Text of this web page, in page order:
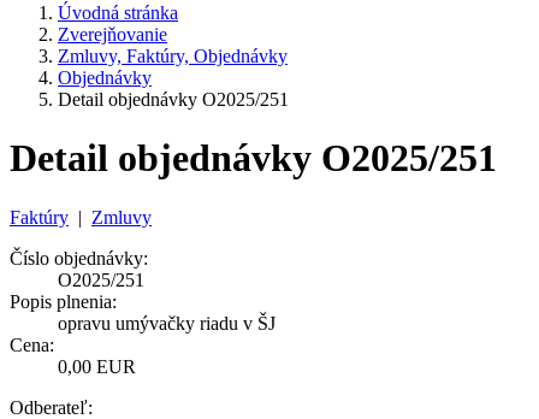
Úvodná stránka
Zverejňovanie
Zmluvy, Faktúry, Objednávky
Objednávky
Detail objednávky O2025/251
Detail objednávky O2025/251
Faktúry | Zmluvy
Číslo objednávky:
O2025/251
Popis plnenia:
opravu umývačky riadu v ŠJ
Cena:
0,00 EUR
Odberateľ: